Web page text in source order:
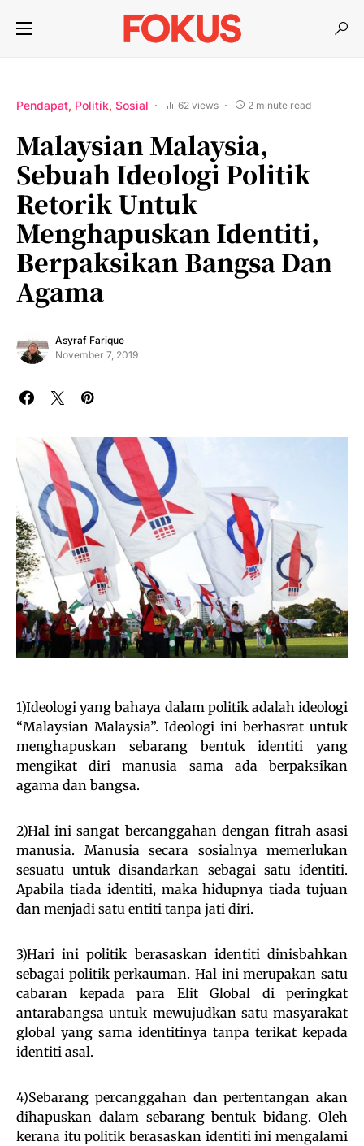
Pendapat Politik Sosial 62 views 2 minute read
Malaysian Malaysia,
Sebuah Ideologi Politik
Retorik Untuk
Menghapuskan Identiti,
Berpaksikan Bangsa Dan
Agama
Asyraf Farique
November 7, 2019
1)Ideologi yang bahaya dalam politik adalah ideologi
“Malaysian Malaysia”. Ideologi ini berhasrat untuk
menghapuskan sebarang bentuk identiti yang
mengikat diri manusia sama ada berpaksikan
agama dan bangsa.
2)Hal ini sangat bercanggahan dengan fitrah asasi
manusia. Manusia secara sosialnya memerlukan
sesuatu untuk disandarkan sebagai satu identiti.
Apabila tiada identiti, maka hidupnya tiada tujuan
dan menjadi satu entiti tanpa jati diri.
3)Hari ini politik berasaskan identiti dinisbahkan
sebagai politik perkauman. Hal ini merupakan satu
cabaran kepada para Elit Global di peringkat
antarabangsa untuk mewujudkan satu masyarakat
global yang sama identitinya tanpa terikat kepada
identiti asal.
4)Sebarang percanggahan dan pertentangan akan
dihapuskan dalam sebarang bentuk bidang. Oleh
kerana itu politik berasaskan identiti ini mengalami